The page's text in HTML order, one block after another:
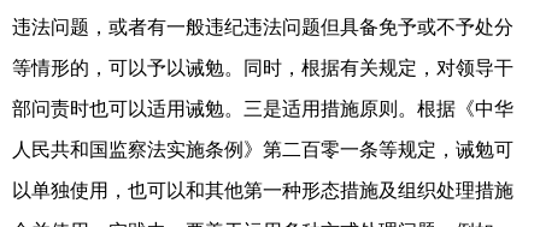
违法问题，或者有一般违纪违法问题但具备免予或不予处分
等情形的，可以予以诫勉。同时，根据有关规定，对领导干
部问责时也可以适用诫勉。三是适用措施原则。根据《中华
人民共和国监察法实施条例》第二百零一条等规定，诫勉可
以单独使用，也可以和其他第一种形态措施及组织处理措施